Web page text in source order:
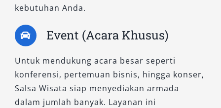
kebutuhan Anda.
Event (Acara Khusus)
Untuk mendukung acara besar seperti
konferensi, pertemuan bisnis, hingga konser,
Salsa Wisata siap menyediakan armada
dalam jumlah banyak. Layanan ini